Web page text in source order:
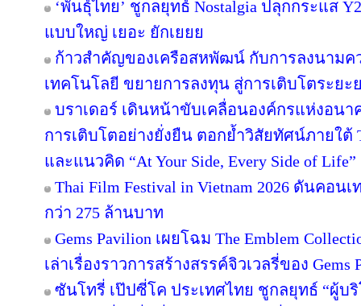
‘พันธุ์ไทย’ ชูกลยุทธ์ Nostalgia ปลุกกระแส
แบบใหญ่ เยอะ ยักเยยย
ก้าวสำคัญของเครือสหพัฒน์ กับการลงนามค
เทคโนโลยี ขยายการลงทุน สู่การเติบโตระยะ
บราเดอร์ เดินหน้าขับเคลื่อนองค์กรแห่งอน
การเติบโตอย่างยั่งยืน ตอกย้ำวิสัยทัศน์ภายใต้
และแนวคิด “At Your Side, Every Side of Life”
Thai Film Festival in Vietnam 2026 ดันคอน
กว่า 275 ล้านบาท
Gems Pavilion เผยโฉม The Emblem
เล่าเรื่องราวการสร้างสรรค์จิวเวลรี่ของ
ซันโทรี่ เป๊ปซี่โค ประเทศไทย ชูกลยุทธ์ “ผู้บ